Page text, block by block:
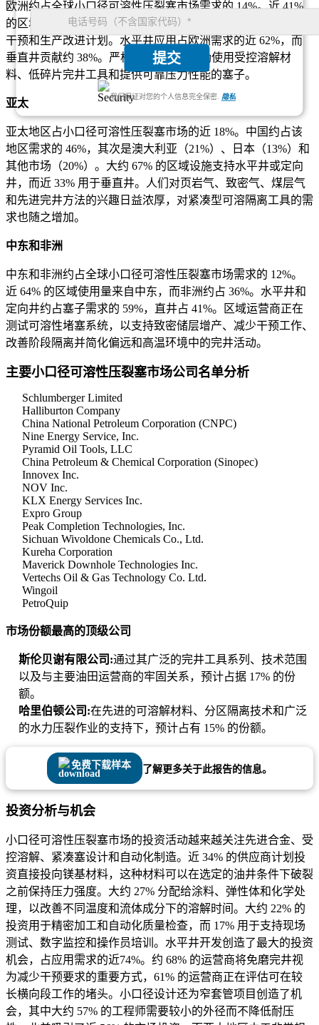
提交
我们保证对您的个人信息完全保密. 隐私
欧洲约占全球小口径可溶性压裂塞市场需求的 14%。近 41%
的区域活动与海上和北海作业相关，而约 32% 来自陆上油井
干预和生产改进计划。水平井应用占欧洲需求的近 62%，而
垂直井贡献约 38%。严格的操作要求鼓励使用受控溶解材
料、低碎片完井工具和提供可靠压力性能的塞子。
亚太
亚太地区占小口径可溶性压裂塞市场的近 18%。中国约占该
地区需求的 46%，其次是澳大利亚（21%）、日本（13%）和
其他市场（20%）。大约 67% 的区域设施支持水平井或定向
井，而近 33% 用于垂直井。人们对页岩气、致密气、煤层气
和先进完井方法的兴趣日益浓厚，对紧凑型可溶隔离工具的需
求也随之增加。
中东和非洲
中东和非洲约占全球小口径可溶性压裂塞市场需求的 12%。
近 64% 的区域使用量来自中东，而非洲约占 36%。水平井和
定向井约占塞子需求的 59%，直井占 41%。区域运营商正在
测试可溶性堵塞系统，以支持致密储层增产、减少干预工作、
改善阶段隔离并简化偏远和高温环境中的完井活动。
主要小口径可溶性压裂塞市场公司名单分析
Schlumberger Limited
Halliburton Company
China National Petroleum Corporation (CNPC)
Nine Energy Service, Inc.
Pyramid Oil Tools, LLC
China Petroleum & Chemical Corporation (Sinopec)
Innovex Inc.
NOV Inc.
KLX Energy Services Inc.
Expro Group
Peak Completion Technologies, Inc.
Sichuan Wivoldone Chemicals Co., Ltd.
Kureha Corporation
Maverick Downhole Technologies Inc.
Vertechs Oil & Gas Technology Co. Ltd.
Wingoil
PetroQuip
市场份额最高的顶级公司
斯伦贝谢有限公司:通过其广泛的完井工具系列、技术范围
以及与主要油田运营商的牢固关系，预计占据 17% 的份
额。
哈里伯顿公司:在先进的可溶解材料、分区隔离技术和广泛
的水力压裂作业的支持下，预计占有 15% 的份额。
免费下载样本 了解更多关于此报告的信息。
投资分析与机会
小口径可溶性压裂塞市场的投资活动越来越关注先进合金、受
控溶解、紧凑塞设计和自动化制造。近 34% 的供应商计划投
资直接投向镁基材料，这种材料可以在选定的油井条件下破裂
之前保持压力强度。大约 27% 分配给涂料、弹性体和化学处
理，以改善不同温度和流体成分下的溶解时间。大约 22% 的
投资用于精密加工和自动化质量检查，而 17% 用于支持现场
测试、数字监控和操作员培训。水平井开发创造了最大的投资
机会，占应用需求的近74%。约 68% 的运营商将免磨完井视
为减少干预要求的重要方式，61% 的运营商正在评估可在较
长横向段工作的堵头。小口径设计还为窄套管项目创造了机
会，其中大约 57% 的工程师需要较小的外径而不降低耐压